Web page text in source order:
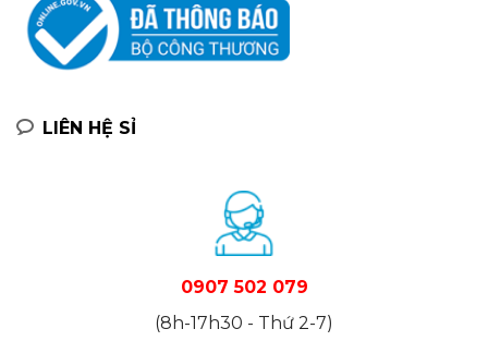
LIÊN HỆ SỈ
0907 502 079
(8h-17h30 - Thứ 2-7)